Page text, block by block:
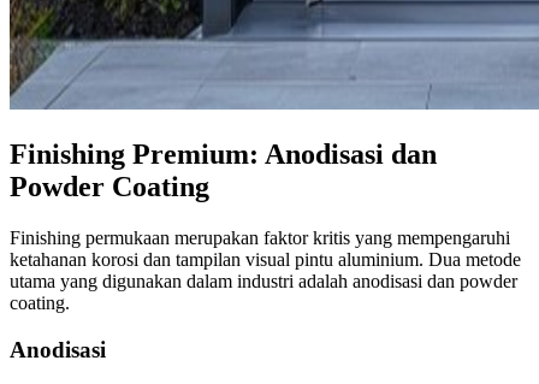
Finishing Premium: Anodisasi dan
Powder Coating
Finishing permukaan merupakan faktor kritis yang mempengaruhi
ketahanan korosi dan tampilan visual pintu aluminium. Dua metode
utama yang digunakan dalam industri adalah anodisasi dan powder
coating.
Anodisasi